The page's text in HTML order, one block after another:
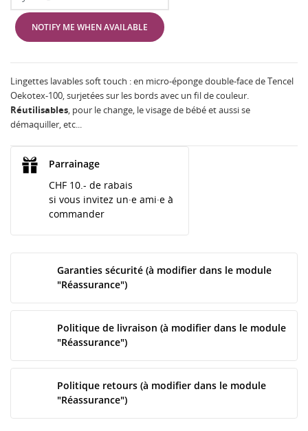
NOTIFY ME WHEN AVAILABLE
Lingettes lavables soft touch : en micro-éponge double-face de Tencel
Oekotex-100, surjetées sur les bords avec un fil de couleur.
Réutilisables, pour le change, le visage de bébé et aussi se
démaquiller, etc...
Parrainage
CHF 10.- de rabais
si vous invitez un·e ami·e à
commander
Garanties sécurité (à modifier dans le module
"Réassurance")
Politique de livraison (à modifier dans le module
"Réassurance")
Politique retours (à modifier dans le module
"Réassurance")